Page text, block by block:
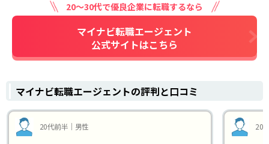
20～30代で優良企業に転職するなら
マイナビ転職エージェント
公式サイトはこちら
マイナビ転職エージェントの評判と口コミ
20代前半｜男性 20